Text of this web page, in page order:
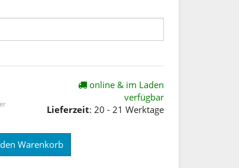
online & im Laden
verfügbar
Lieferzeit: 20 - 21 Werktage
Warenkorb